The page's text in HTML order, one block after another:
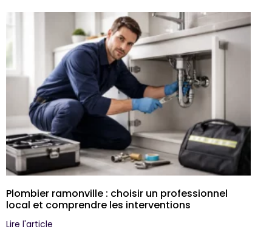
Plombier ramonville : choisir un professionnel
local et comprendre les interventions
Lire l'article